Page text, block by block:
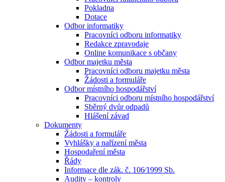
Pokladna
Dotace
Odbor informatiky
Pracovníci odboru informatiky
Redakce zpravodaje
Online komunikace s občany
Odbor majetku města
Pracovníci odboru majetku města
Žádosti a formuláře
Odbor místního hospodářství
Pracovníci odboru místního hospodářství
Sběrný dvůr odpadů
Hlášení závad
Dokumenty
Žádosti a formuláře
Vyhlášky a nařízení města
Hospodaření města
Řády
Informace dle zák. č. 106⁄1999 Sb.
Audity – kontroly